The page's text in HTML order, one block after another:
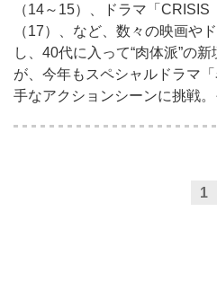
（14～15）、ドラマ「
（17）、など、数々の映画や
し、40代に入って“肉体派”の
が、今年もスペシャルドラマ
手なアクションシーンに挑戦
1